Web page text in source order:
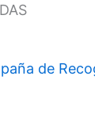
de